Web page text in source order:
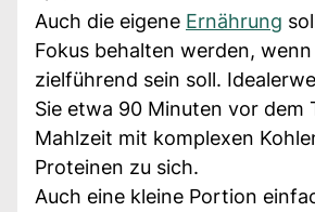
Auch die eigene Ernährung
Fokus behalten werden,
zielführend sein soll.
Sie etwa 90 Minuten vor dem
Mahlzeit mit komplexen
Proteinen zu sich.
Auch eine kleine Portion